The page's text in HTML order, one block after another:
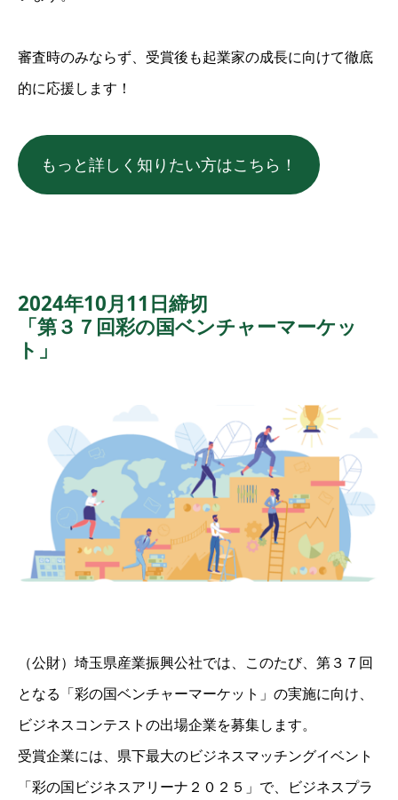
審査時のみならず、受賞後も起業家の成長に向けて徹底
的に応援します！
もっと詳しく知りたい方はこちら！
2024年10月11日締切
「第３７回彩の国ベンチャーマーケッ
ト」
（公財）埼玉県産業振興公社では、このたび、第３７回
となる「彩の国ベンチャーマーケット」の実施に向け、
ビジネスコンテストの出場企業を募集します。
受賞企業には、県下最大のビジネスマッチングイベント
「彩の国ビジネスアリーナ２０２５」で、ビジネスプラ